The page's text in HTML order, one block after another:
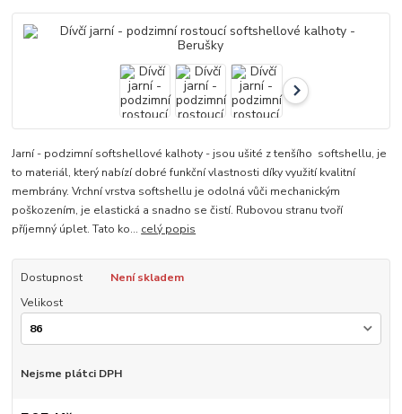
Jarní - podzimní softshellové kalhoty - jsou ušité z tenšího softshellu, je
to materiál, který nabízí dobré funkční vlastnosti díky využití kvalitní
membrány. Vrchní vrstva softshellu je odolná vůči mechanickým
poškozením, je elastická a snadno se čistí. Rubovou stranu tvoří
příjemný úplet. Tato ko... celý popis
Dostupnost
Není skladem
Velikost
Nejsme plátci DPH